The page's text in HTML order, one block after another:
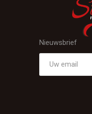
Nieuwsbrief